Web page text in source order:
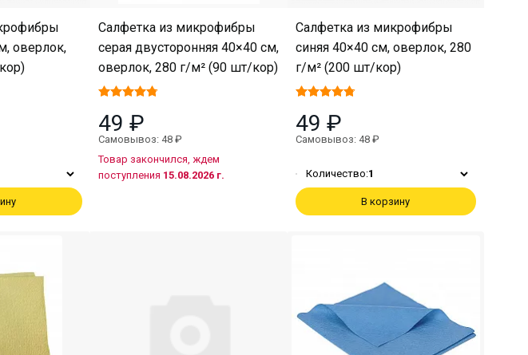
оверлок,
Салфетка из микрофибры
серая двусторонняя 40×40 см,
оверлок, 280 г/м² (90 шт/кор)
49 ₽
Самовывоз: 48 ₽
Товар закончился, ждем
поступления 15.08.2026 г.
Салфетка из микрофибры
синяя 40×40 см, оверлок, 280
г/м² (200 шт/кор)
49 ₽
Самовывоз: 48 ₽
Количество:1
В корзину